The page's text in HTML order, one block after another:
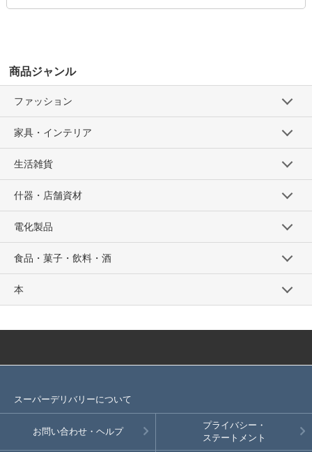
商品ジャンル
ファッション
家具・インテリア
生活雑貨
什器・店舗資材
電化製品
食品・菓子・飲料・酒
本
スーパーデリバリーについて
お問い合わせ・ヘルプ
プライバシー・
ステートメント